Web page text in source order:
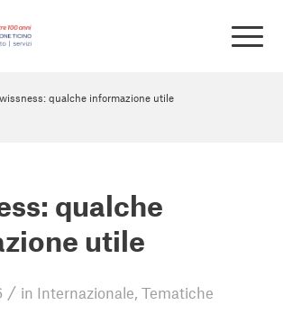
qualche informazione utile
qualche
utile
/ in Internazionale,Tematiche